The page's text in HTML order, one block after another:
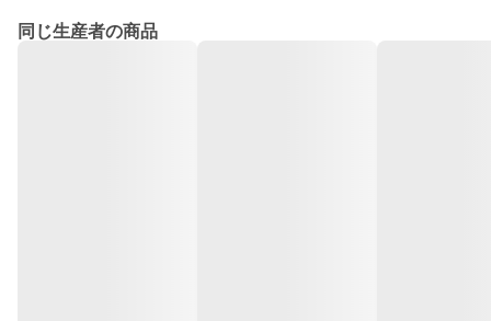
同じ生産者の商品